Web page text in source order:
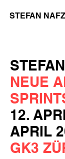
STEFAN
NEUE
12.
APRIL
GK3